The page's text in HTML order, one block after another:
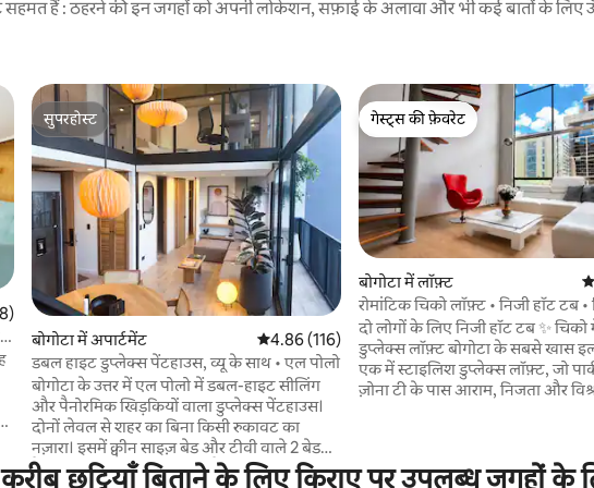
सहमत हैं : ठहरने की इन जगहों को अपनी लोकेशन, सफ़ाई के अलावा और भी कई बातों के लिए
में से 4.9, 248 समीक्षाएँ
सुपरहोस्ट
सुपरहोस्ट
बोगोटा में अपार्टमेंट औसत रेटिंग 5 में से 4.86, 116 समीक्षाएँ
4.86 (116)
डबल हाइट डुप्लेक्स पेंटहाउस, व्यू के साथ • एल पोलो
बोगोटा के उत्तर में एल पोलो में डबल-हाइट सीलिंग
और पैनोरमिक खिड़कियों वाला डुप्लेक्स पेंटहाउस।
दोनों लेवल से शहर का बिना किसी रुकावट का
नज़ारा। इसमें क्वीन साइज़ बेड और टीवी वाले 2 बेडरूम
हैं, जिनमें 4 मेहमान ठहर सकते हैं। 2 बाथरूम, पूरी
गेस्ट्स की फ़ेवरेट
गेस्ट्स की फ़ेवरेट
बोगोटा में लॉफ़्ट
रोमांटिक चिको लॉफ़्ट • निजी हॉट टब
दो लोगों के लिए निजी हॉट टब ✨ चिको
डुप्लेक्स लॉफ़्ट बोगोटा के सबसे खास इलाकों में से
एक में स्टाइलिश डुप्लेक्स लॉफ़्ट, जो
ज़ोना टी के पास आराम, निजता और
दो लोगों के लिए निजी हॉट टब • किंग-
छुट्टियाँ बिताने के लिए किराए पर उपलब्ध जगहों के